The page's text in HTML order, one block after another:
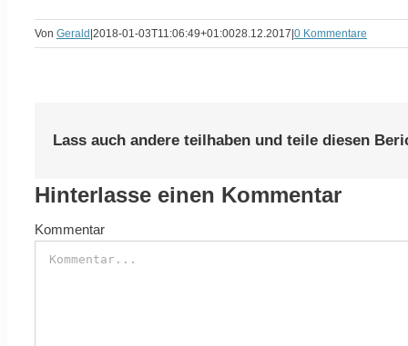
Von Gerald 2018-01-03T11:06:49+01:0028.12.2017 0 Kommentare
Lass auch andere teilhaben und teile diesen
Hinterlasse einen Kommentar
Kommentar